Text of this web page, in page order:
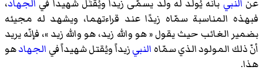
عن النبي بأنّه يُولَد له ولد يسمّى زيداً ويُقتَل شهيداً في الجهاد،
فبهذه المناسبة سمّاه زيدًا عند قراءتهما، ويشهد له مجيئه
بضمير الغائب حيث يقول « هو والله زيد، هو والله زيد »، فإنّه يريد
أنّ ذلك المولود الذي سمّاه النبيزيداً ويُقتل شهيداً في الجهادهو
هذا.